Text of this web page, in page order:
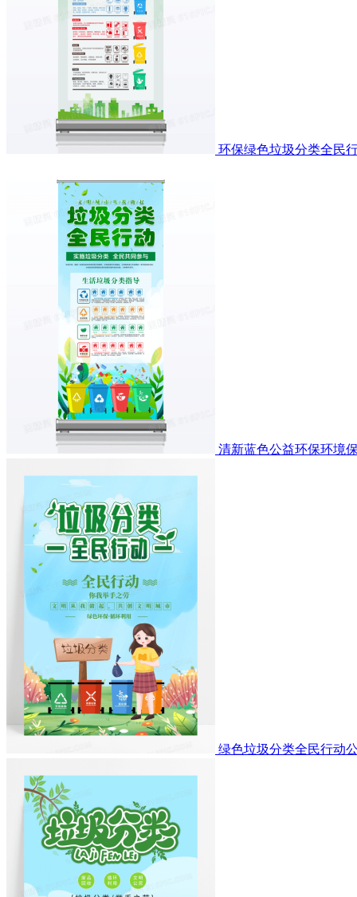
环保绿色垃圾分类全民
清新蓝色公益环保环境
绿色垃圾分类全民行动